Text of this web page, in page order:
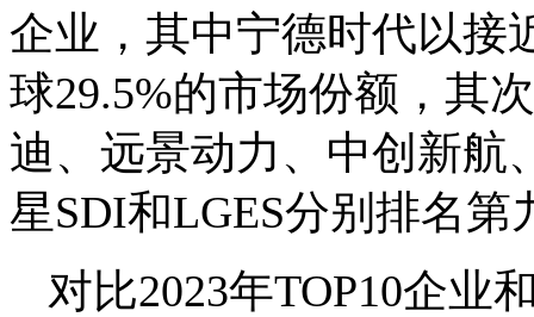
企业，其中宁德时代以接
球29.5%的市场份额，其
迪、远景动力、中创新航
星SDI和LGES分别排名第
对比2023年TOP10企业